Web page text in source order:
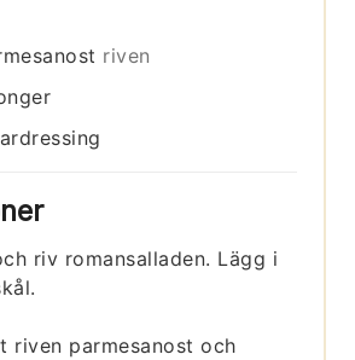
riven
riv romansalladen. Lägg i
riven parmesanost och